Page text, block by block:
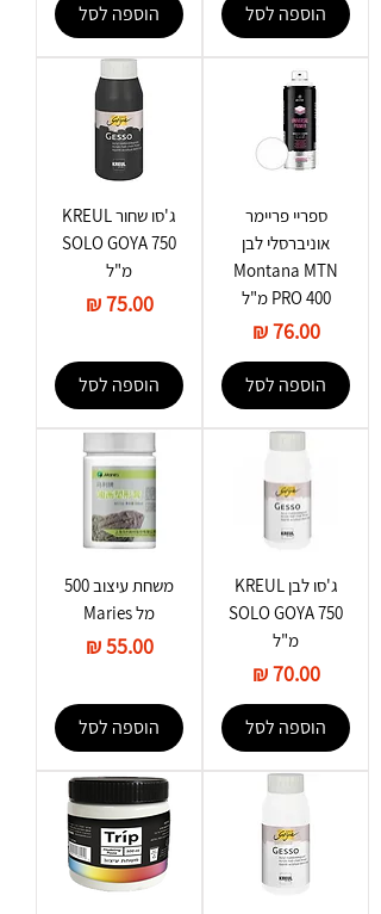
הוספה לסל הוספה לסל
ספריי פריימר
אוניברסלי לבן
Montana MTN
PRO 400 מ"ל
מחיר‏76.00 ‏₪
הוספה לסל
ג'סו שחור KREUL
SOLO GOYA 750
מ"ל
מחיר‏75.00 ‏₪
הוספה לסל
ג'סו לבן KREUL
SOLO GOYA 750
מ"ל
מחיר‏70.00 ‏₪
הוספה לסל
משחת עיצוב 500
מל Maries
מחיר‏55.00 ‏₪
הוספה לסל